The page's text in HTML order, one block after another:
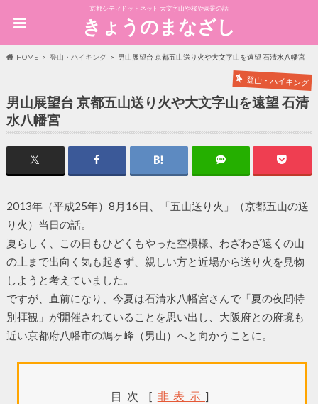
京都シティドットネット 大文字山や桜や遠景の話
きょうのまなざし
HOME 登山・ハイキング 男山展望台 京都五山送り火や大文字山を遠望 石清水八幡宮
登山・ハイキング
男山展望台 京都五山送り火や大文字山を遠望 石清
水八幡宮
2013年（平成25年）8月16日、「五山送り火」（京都五山の送
り火）当日の話。
夏らしく、この日もひどくもやった空模様、わざわざ遠くの山
の上まで出向く気も起きず、親しい方と近場から送り火を見物
しようと考えていました。
ですが、直前になり、今夏は石清水八幡宮さんで「夏の夜間特
別拝観」が開催されていることを思い出し、大阪府との府境も
近い京都府八幡市の鳩ヶ峰（男山）へと向かうことに。
目次 [ 非表示 ]